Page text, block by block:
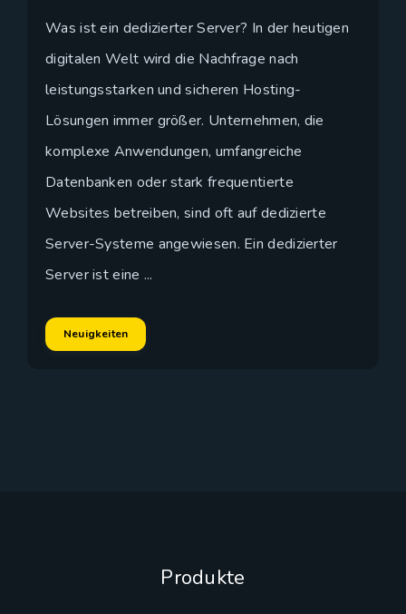
Was ist ein dedizierter Server? In der heutigen
digitalen Welt wird die Nachfrage nach
leistungsstarken und sicheren Hosting-
Lösungen immer größer. Unternehmen, die
komplexe Anwendungen, umfangreiche
Datenbanken oder stark frequentierte
Websites betreiben, sind oft auf dedizierte
Server-Systeme angewiesen. Ein dedizierter
Server ist eine ...
Neuigkeiten
Produkte